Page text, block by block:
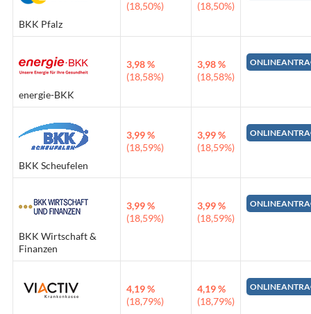
BKK Pfalz
(18,50%)
(18,50%)
energie-BKK
3,98 %
(18,58%)
3,98 %
(18,58%)
BKK Scheufelen
3,99 %
(18,59%)
3,99 %
(18,59%)
BKK Wirtschaft &
Finanzen
3,99 %
(18,59%)
3,99 %
(18,59%)
4,19 %
(18,79%)
4,19 %
(18,79%)